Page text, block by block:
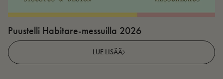
Puustelli Habitare-messuilla 2026
LUE LISÄÄ